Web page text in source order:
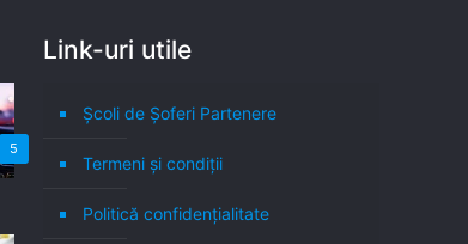
5
Link-uri utile
Școli de Șoferi Partenere
Termeni şi condiţii
Politică confidenţialitate